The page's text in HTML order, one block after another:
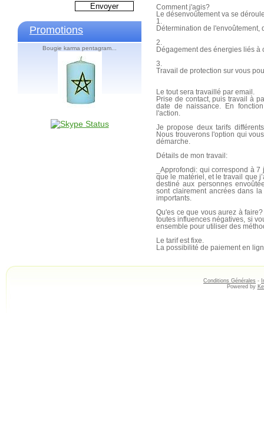
Promotions
Bougie karma pentagram...
Comment j'agis?
Le désenvoûtement va se
1.
Détermination de l'envoûtement,
2.
Dégagement des énergies liés
3.
Travail de protection sur vous
Le tout sera travaillé par email.
Prise de contact, puis travail à
date de naissance. En
l'action.
Je propose deux tarifs
Nous trouverons l'option qui
démarche.
Détails de mon travail:
_Approfondi: qui correspond à
que le matériel, et le travail que
destiné aux personnes
sont clairement ancrées dans
importants.
Qu'es ce que vous aurez à
toutes influences négatives, si
ensemble pour utiliser des
Le tarif est fixe.
La possibilité de paiement en
Conditions Générales -
Powered by